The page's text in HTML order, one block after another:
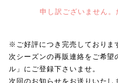
申し訳ございません。
※ご好評につき完売しておりま
次シーズンの再販連絡をご希
ル」にご登録下さいませ。